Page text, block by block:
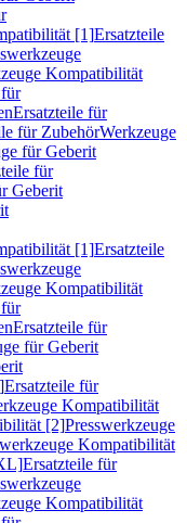
[1]Ersatzteile
Kompatibilität
Ersatzteile für
für ZubehörWerkzeuge
für Geberit
für
Geberit
[1]Ersatzteile
Kompatibilität
Ersatzteile für
für Geberit
Ersatzteile für
Kompatibilität
[2]Presswerkzeuge
Kompatibilität
Ersatzteile für
Kompatibilität